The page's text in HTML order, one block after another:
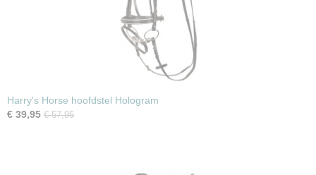
Harry's Horse hoofdstel Hologram
€ 39,95 € 57,95